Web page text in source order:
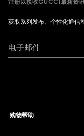
注册以接收GUCCI最新资
获取系列发布、个性化通信
电子邮件
购物帮助